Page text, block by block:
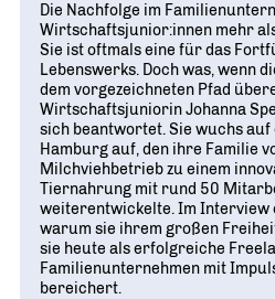
Die Nachfolge im
Wirtschaftsjunior:innen mehr
Sie ist oftmals eine für das
Lebenswerks. Doch was, wenn
dem vorgezeichneten Pfad
Wirtschaftsjuniorin Johanna
sich beantwortet. Sie wuchs auf
Hamburg auf, den ihre Familie
Milchviehbetrieb zu einem
Tiernahrung mit rund 50
weiterentwickelte. Im Interview
warum sie ihrem großen
sie heute als erfolgreiche
Familienunternehmen mit
bereichert.